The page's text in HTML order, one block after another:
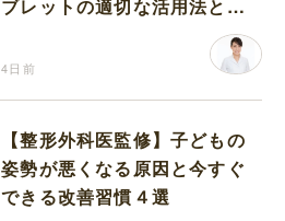
ブレットの適切な活用法と水
4日前
【整形外科医監修】子どもの
姿勢が悪くなる原因と今すぐ
できる改善習慣４選